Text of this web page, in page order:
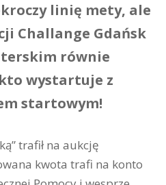
linię mety, ale
Challange Gdańsk
równie
wystartuje z
startowym!
trafił na aukcję
kwota trafi na konto